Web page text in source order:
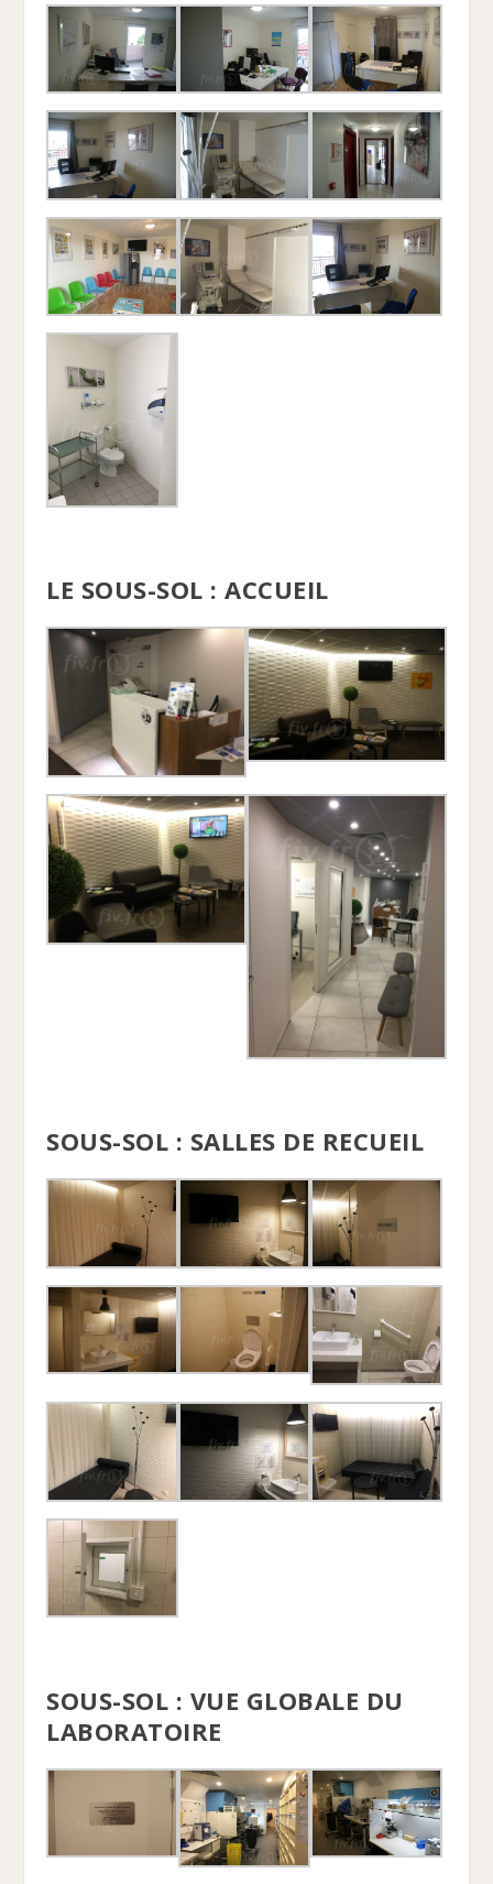
LE SOUS-SOL : ACCUEIL
SOUS-SOL : SALLES DE RECUEIL
SOUS-SOL : VUE GLOBALE DU
LABORATOIRE